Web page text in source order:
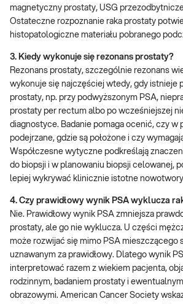
magnetyczny prostaty, USG
Ostateczne rozpoznanie raka prostaty
histopatologiczne materiału pobranego
3. Kiedy wykonuje się rezonans prostaty?
Rezonans prostaty, szczególnie rezonans
wykonuje się najczęściej wtedy, gdy istnieje
prostaty, np. przy podwyższonym PSA,
prostaty per rectum albo po wcześniejszej
diagnostyce. Badanie pomaga ocenić, czy w
podejrzane, gdzie są położone i czy
Współczesne wytyczne podkreślają
do biopsji i w planowaniu biopsji celowanej,
lepiej wykrywać klinicznie istotne
4. Czy prawidłowy wynik PSA wyklucza
Nie. Prawidłowy wynik PSA zmniejsza
prostaty, ale go nie wyklucza. U części
może rozwijać się mimo PSA mieszczącego
uznawanym za prawidłowy. Dlatego wynik
interpretować razem z wiekiem pacjenta,
rodzinnym, badaniem prostaty i
obrazowymi. American Cancer Society